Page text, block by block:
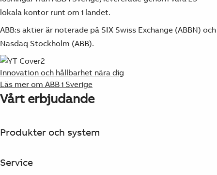
See more products
Shopping list preview
0
lokala kontor runt om i landet.
ABB:s aktier är noterade på SIX Swiss Exchange (ABBN) och
Nasdaq Stockholm (ABB).
Innovation och hållbarhet nära dig
Läs mer om ABB i Sverige
Vårt erbjudande
Produkter och system
Service